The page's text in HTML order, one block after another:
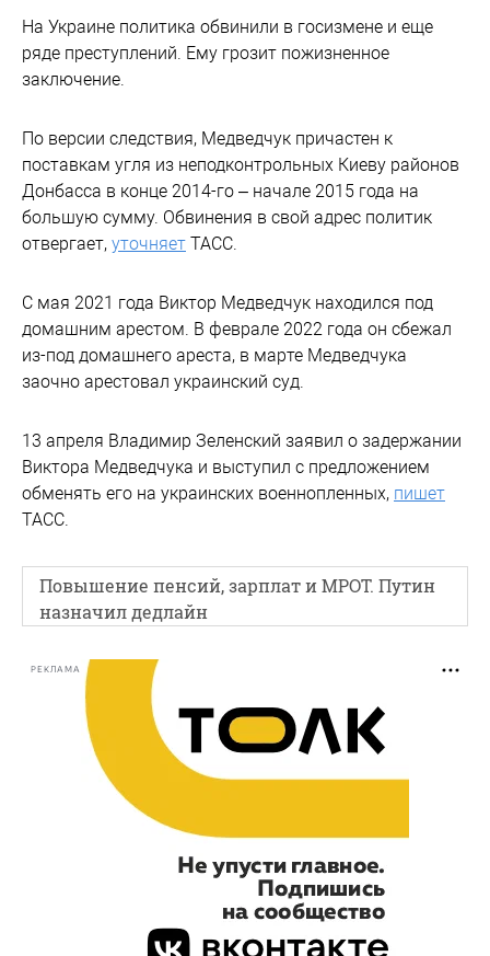
На Украине политика обвинили в госизмене и еще
ряде преступлений. Ему грозит пожизненное
заключение.
По версии следствия, Медведчук причастен к
поставкам угля из неподконтрольных Киеву районов
Донбасса в конце 2014-го – начале 2015 года на
большую сумму. Обвинения в свой адрес политик
отвергает, уточняет ТАСС.
С мая 2021 года Виктор Медведчук находился под
домашним арестом. В феврале 2022 года он сбежал
из-под домашнего ареста, в марте Медведчука
заочно арестовал украинский суд.
13 апреля Владимир Зеленский заявил о задержании
Виктора Медведчука и выступил с предложением
обменять его на украинских военнопленных, пишет
ТАСС.
Повышение пенсий, зарплат и МРОТ. Путин
назначил дедлайн
РЕКЛАМА